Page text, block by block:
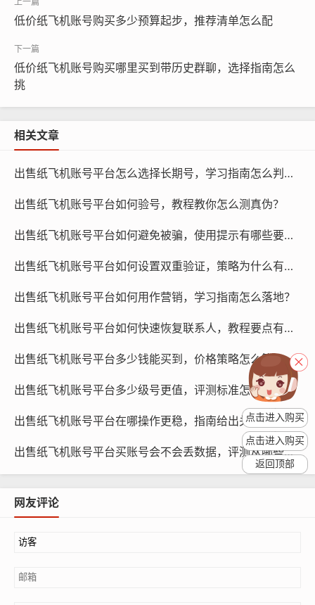
身需求选择合适的账号类型。
选择合适的套餐：购买账号时，要根据账号类型和需求选
择合适的套餐，套餐包括账号数量、使用期限、功能权限
等，选择适合自己的套餐,以获得更好的使用体验。
纸飞机账号购买, 在线购买tg账号, 电报聊天账号购买,wdd
付宝、微信、银行卡等，选择适合自己的支付方式,确保交
易安全。
使用便宜纸飞机账号
注册账号：在购买账号后，根据提示完成账号注册，注册
登录账号：注册成功后，使用注册邮箱或手机号登录账
低价纸飞机账号购买多少预算起步，推荐清单怎么配
低价纸飞机账号购买哪里买到带历史群聊，选择指南怎么
挑
相关文章
出售纸飞机账号平台怎么选择长期号，学习指南怎么判断？
出售纸飞机账号平台如何验号，教程教你怎么测真伪？
出售纸飞机账号平台如何避免被骗，使用提示有哪些要点？
出售纸飞机账号平台如何设置双重验证，策略为什么有效？
出售纸飞机账号平台如何用作营销，学习指南怎么落地？
出售纸飞机账号平台如何快速恢复联系人，教程要点有哪些？
出售纸飞机账号平台多少钱能买到，价格策略怎么算？
出售纸飞机账号平台多少级号更值，评测标准怎么定？
出售纸飞机账号平台在哪操作更稳，指南给出关键路径？
出售纸飞机账号平台买账号会不会丢数据，评测从哪些维度？
网友评论
点击进入购买
点击进入购买
返回顶部